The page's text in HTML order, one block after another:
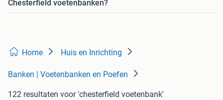
Chesterfield voetenbanken?
Home Huis en Inrichting
Banken | Voetenbanken en Poefen
122 resultaten voor 'chesterfield voetenbank'